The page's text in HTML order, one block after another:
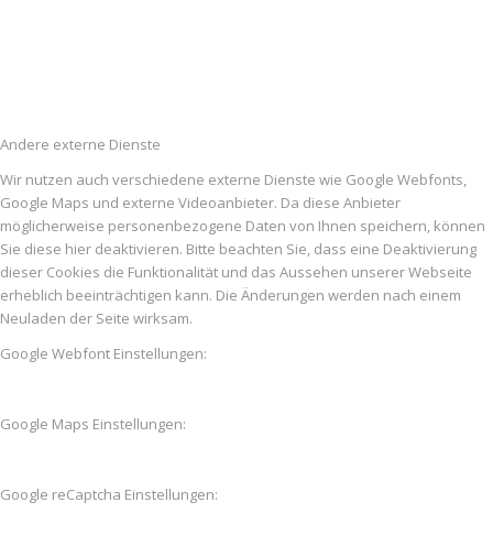
Andere externe Dienste
Wir nutzen auch verschiedene externe Dienste wie Google Webfonts,
Google Maps und externe Videoanbieter. Da diese Anbieter
möglicherweise personenbezogene Daten von Ihnen speichern, können
Sie diese hier deaktivieren. Bitte beachten Sie, dass eine Deaktivierung
dieser Cookies die Funktionalität und das Aussehen unserer Webseite
erheblich beeinträchtigen kann. Die Änderungen werden nach einem
Neuladen der Seite wirksam.
Google Webfont Einstellungen:
Google Maps Einstellungen:
Google reCaptcha Einstellungen: